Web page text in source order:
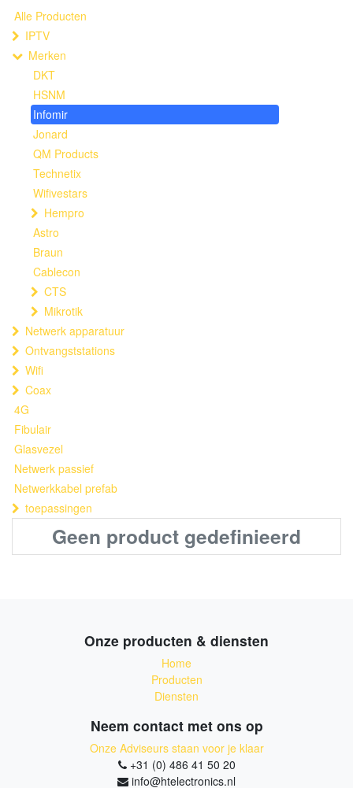
Alle Producten
IPTV
Merken
DKT
HSNM
Infomir
Jonard
QM Products
Technetix
Wifivestars
Hempro
Astro
Braun
Cablecon
CTS
Mikrotik
Netwerk apparatuur
Ontvangststations
Wifi
Coax
4G
Fibulair
Glasvezel
Netwerk passief
Netwerkkabel prefab
toepassingen
Geen product gedefinieerd
Onze producten & diensten
Home
Producten
Diensten
Neem contact met ons op
Onze Adviseurs staan voor je klaar
+31 (0) 486 41 50 20
info@htelectronics.nl